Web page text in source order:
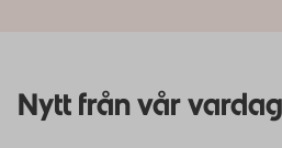
Nytt från vår